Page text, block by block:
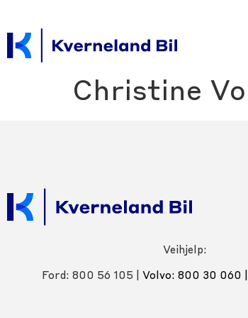
Christine
Veihjelp:
Ford: 800 56 105 | Volvo: 800 30 060